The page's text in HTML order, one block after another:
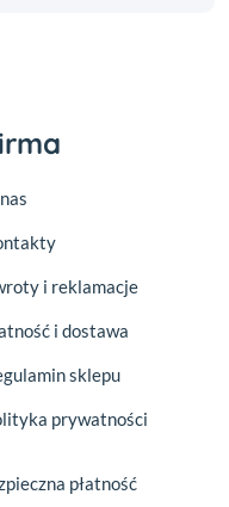
i reklamacje
i dostawa
sklepu
prywatności
płatność